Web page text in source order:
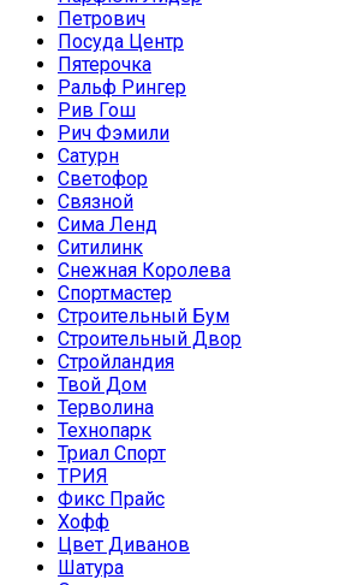
Петрович
Посуда Центр
Пятерочка
Ральф Рингер
Рив Гош
Рич Фэмили
Сатурн
Светофор
Связной
Сима Ленд
Ситилинк
Снежная Королева
Спортмастер
Строительный Бум
Строительный Двор
Стройландия
Твой Дом
Терволина
Технопарк
Триал Спорт
ТРИЯ
Фикс Прайс
Хофф
Цвет Диванов
Шатура